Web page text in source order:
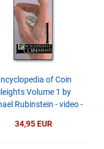
of Coin
Volume 1 by
Rubinstein - video -
34,95 EUR